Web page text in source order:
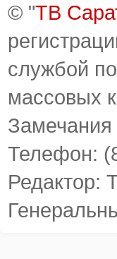
© "ТВ
службой
массовых
Телефон:
Редактор: